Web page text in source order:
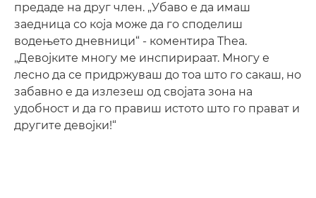
предаде на друг член. „Убаво е да имаш
заедница со која може да го споделиш
водењето дневници“ - коментира Thea.
„Девојките многу ме инспирираат. Многу е
лесно да се придржуваш до тоа што го сакаш, но
забавно е да излезеш од својата зона на
удобност и да го правиш истото што го прават и
другите девојки!“